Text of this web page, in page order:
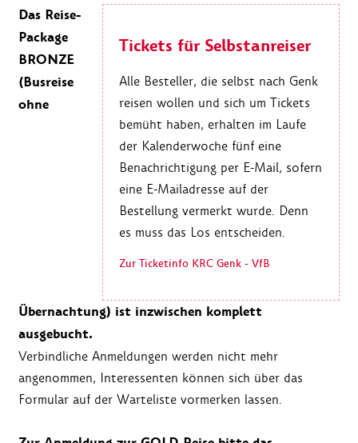
Tickets für Selbstanreiser
Alle Besteller, die selbst nach Genk
reisen wollen und sich um Tickets
bemüht haben, erhalten im Laufe
der Kalenderwoche fünf eine
Benachrichtigung per E-Mail, sofern
eine E-Mailadresse auf der
Bestellung vermerkt wurde. Denn
es muss das Los entscheiden.
Zur Ticketinfo KRC Genk - VfB
Das Reise-
Package
BRONZE
(Busreise
ohne
Übernachtung) ist inzwischen komplett
ausgebucht.
Verbindliche Anmeldungen werden nicht mehr
angenommen, Interessenten können sich über das
Formular auf der Warteliste vormerken lassen.